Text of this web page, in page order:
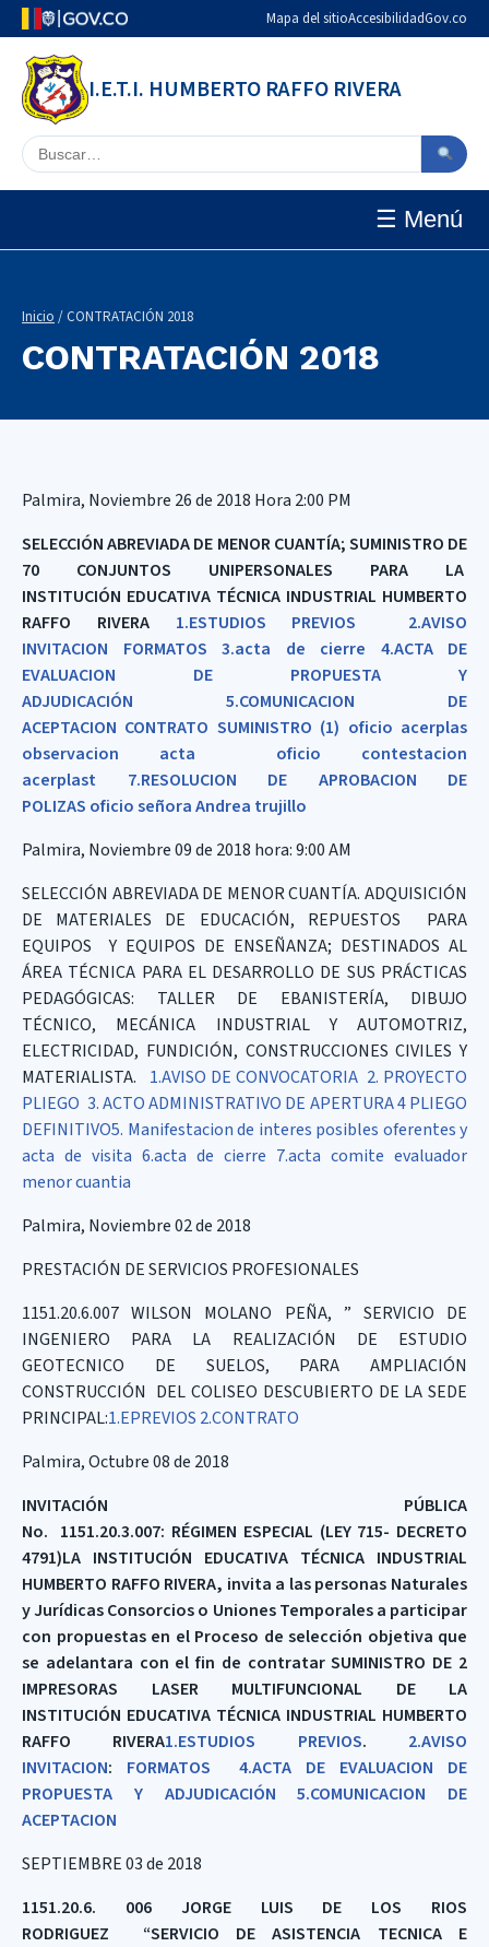
Mapa del sitioAccesibilidadGov.co
I.E.T.I. HUMBERTO RAFFO RIVERA
Buscar en el sitio
☰ Menú
Inicio / CONTRATACIÓN 2018
CONTRATACIÓN 2018
Palmira, Noviembre 26 de 2018 Hora 2:00 PM
SELECCIÓN ABREVIADA DE MENOR CUANTÍA; SUMINISTRO DE
70 CONJUNTOS UNIPERSONALES PARA LA
INSTITUCIÓN EDUCATIVA TÉCNICA INDUSTRIAL HUMBERTO
RAFFO RIVERA 1.ESTUDIOS PREVIOS
2.AVISO
INVITACION
FORMATOS 3.acta de cierre
4.ACTA DE
EVALUACION DE PROPUESTA Y
ADJUDICACIÓN 5.COMUNICACION DE
ACEPTACION CONTRATO SUMINISTRO (1) oficio acerplas
observacion acta
oficio contestacion
acerplast
7.RESOLUCION DE APROBACION DE
POLIZAS oficio señora Andrea trujillo
Palmira, Noviembre 09 de 2018 hora: 9:00 AM
SELECCIÓN ABREVIADA DE MENOR CUANTÍA. ADQUISICIÓN
DE MATERIALES DE EDUCACIÓN, REPUESTOS PARA
EQUIPOS Y EQUIPOS DE ENSEÑANZA; DESTINADOS AL
ÁREA TÉCNICA PARA EL DESARROLLO DE SUS PRÁCTICAS
PEDAGÓGICAS: TALLER DE EBANISTERÍA, DIBUJO
TÉCNICO, MECÁNICA INDUSTRIAL Y AUTOMOTRIZ,
ELECTRICIDAD, FUNDICIÓN, CONSTRUCCIONES CIVILES Y
MATERIALISTA. 1.AVISO DE CONVOCATORIA 2. PROYECTO
PLIEGO 3. ACTO ADMINISTRATIVO DE APERTURA4 PLIEGO
DEFINITIVO5. Manifestacion de interes posibles oferentes y
acta de visita 6.acta de cierre 7.acta comite evaluador
menor cuantia
Palmira, Noviembre 02 de 2018
PRESTACIÓN DE SERVICIOS PROFESIONALES
1151.20.6.007 WILSON MOLANO PEÑA, ” SERVICIO DE
INGENIERO PARA LA REALIZACIÓN DE ESTUDIO
GEOTECNICO DE SUELOS, PARA AMPLIACIÓN
CONSTRUCCIÓN DEL COLISEO DESCUBIERTO DE LA SEDE
PRINCIPAL:1.EPREVIOS 2.CONTRATO
Palmira, Octubre 08 de 2018
INVITACIÓN PÚBLICA
No. 1151.20.3.007: RÉGIMEN ESPECIAL (LEY 715- DECRETO
4791)LA INSTITUCIÓN EDUCATIVA TÉCNICA INDUSTRIAL
HUMBERTO RAFFO RIVERA, invita a las personas Naturales
y Jurídicas Consorcios o Uniones Temporales a participar
con propuestas en el Proceso de selección objetiva que
se adelantara con el fin de contratar SUMINISTRO DE 2
IMPRESORAS LASER MULTIFUNCIONAL DE LA
INSTITUCIÓN EDUCATIVA TÉCNICA INDUSTRIAL HUMBERTO
RAFFO RIVERA1.ESTUDIOS PREVIOS. 2.AVISO
INVITACION: FORMATOS
4.ACTA DE EVALUACION DE
PROPUESTA Y ADJUDICACIÓN
5.COMUNICACION DE
ACEPTACION
SEPTIEMBRE 03 de 2018
1151.20.6. 006 JORGE LUIS DE LOS RIOS
RODRIGUEZ “SERVICIO DE ASISTENCIA TECNICA E